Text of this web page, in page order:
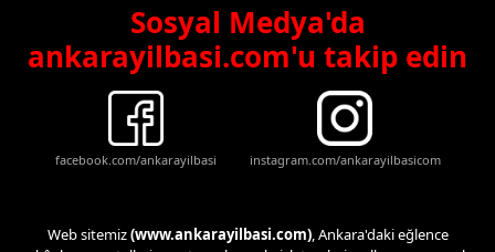
Sosyal Medya'da
ankarayilbasi.com'u takip edin
facebook.com/ankarayilbasi instagram.com/ankarayilbasicom
Web sitemiz(www.ankarayilbasi.com), Ankara'daki eğlence